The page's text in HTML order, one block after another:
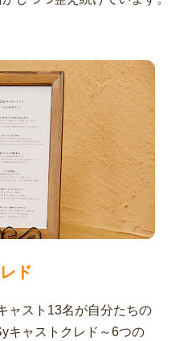
ド
ャスト13名が自分たちの
キャストクレド～6つの